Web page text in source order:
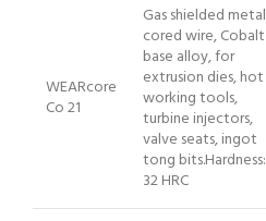
WEARcore
Co 21
Gas shielded metal
cored wire, Cobalt
base alloy, for
extrusion dies, hot
working tools,
turbine injectors,
valve seats, ingot
tong bits.Hardness:
32 HRC